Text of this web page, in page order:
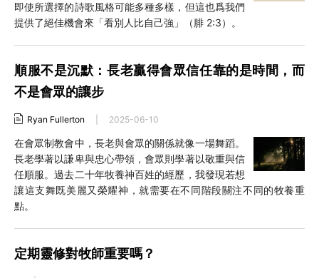
即使所選擇的詩歌風格可能多種多樣，但這也爲我們
提供了絕佳機會來「看別人比自己強」（腓 2:3）。
順服不是沉默：長老贏得會眾信任靠的是時間，而
不是會眾的讓步
Ryan Fullerton 2025-06-10
在會眾制教會中，長老與會眾的關係就像一場舞蹈。
長老學著以謙卑與忠心帶領，會眾則學著以敬重與信
任順服。過去二十年牧養神百姓的經歷，我發現若想
讓這支舞既美麗又榮耀神，就需要在不同階段關注不同的牧養重
點。
定期靈修對牧師重要嗎？